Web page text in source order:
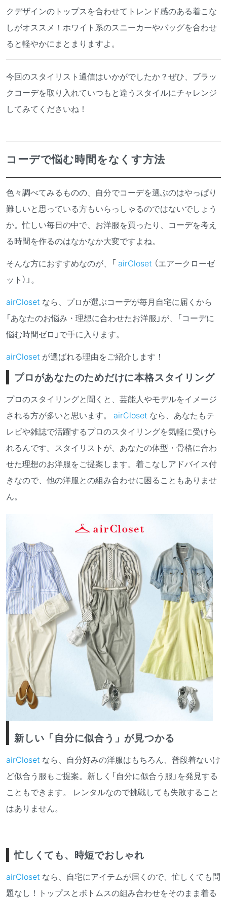
クデザインのトップスを合わせてトレンド感のある着こな
しがオススメ！ホワイト系のスニーカーやバッグを合わせ
ると軽やかにまとまりますよ。
今回のスタイリスト通信はいかがでしたか？ぜひ、ブラッ
クコーデを取り入れていつもと違うスタイルにチャレンジ
してみてくださいね！
コーデで悩む時間をなくす方法
色々調べてみるものの、自分でコーデを選ぶのはやっぱり
難しいと思っている方もいらっしゃるのではないでしょう
か。忙しい毎日の中で、お洋服を買ったり、コーデを考え
る時間を作るのはなかなか大変ですよね。
そんな方におすすめなのが、
「 airCloset （エアークローゼ
ット）」。
airCloset なら、プロが選ぶコーデが毎月自宅に届くから
「あなたのお悩み・理想に合わせたお洋服」が、「コーデに
悩む時間ゼロ」で手に入ります。
airCloset が選ばれる理由をご紹介します！
プロがあなたのためだけに本格スタイリング
プロのスタイリングと聞くと、芸能人やモデルをイメージ
される方が多いと思います。 airCloset なら、あなたもテ
レビや雑誌で活躍するプロのスタイリングを気軽に受けら
れるんです。スタイリストが、あなたの体型・骨格に合わ
せた理想のお洋服をご提案します。着こなしアドバイス付
きなので、他の洋服との組み合わせに困ることもありませ
ん。
新しい「自分に似合う」が見つかる
airCloset なら、自分好みの洋服はもちろん、普段着ないけ
ど似合う服もご提案。新しく「自分に似合う服」を発見する
こともできます。 レンタルなので挑戦しても失敗すること
はありません。
忙しくても、時短でおしゃれ
airCloset なら、自宅にアイテムが届くので、忙しくても問
題なし！トップスとボトムスの組み合わせをそのまま着る